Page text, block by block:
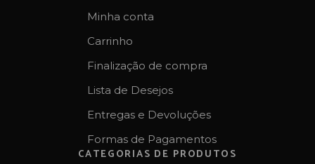
Minha conta
Carrinho
Finalização de compra
Lista de Desejos
Entregas e Devoluções
Formas de Pagamentos
CATEGORIAS DE PRODUTOS